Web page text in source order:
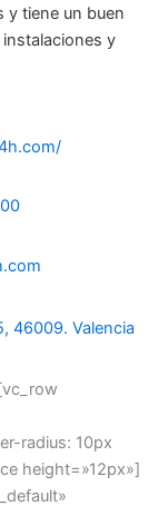
y tiene un buen
y
46009. Valencia
radius: 10px
height=»12px»]